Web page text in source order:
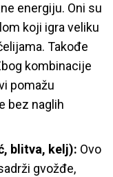
energiju. Oni su
koji igra veliku
Takođe
kombinacije
pomažu
bez naglih
blitva, kelj): Ovo
gvožđe,